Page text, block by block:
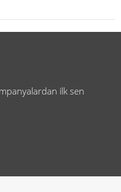
ilk sen